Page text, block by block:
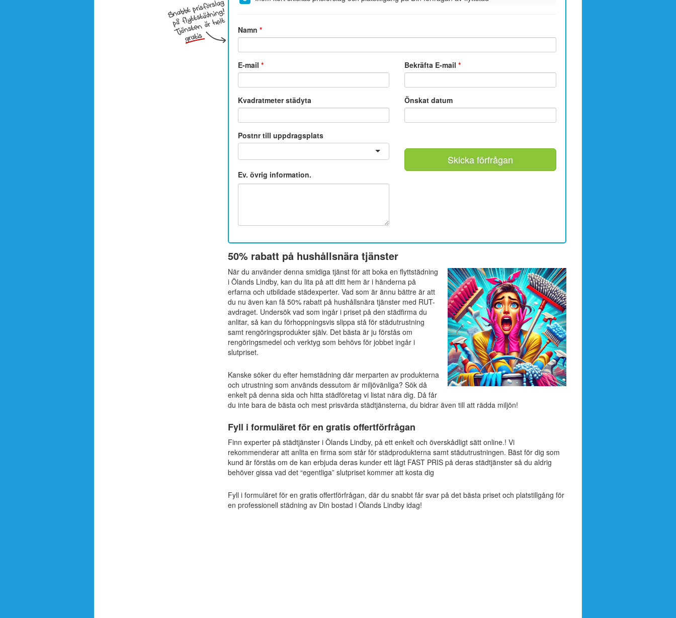
Namn *
E-mail * Bekräfta E-mail*
Kvadratmeter städyta Önskat datum
Postnr till uppdragsplats
Ev. övrig information.
Skicka förfrågan
50% rabatt på hushållsnära tjänster
När du använder denna smidiga tjänst för att boka en flyttstädning
i Ölands Lindby, kan du lita på att ditt hem är i händerna på
erfarna och utbildade städexperter. Vad som är ännu bättre är att
du nu även kan få 50% rabatt på hushållsnära tjänster med RUT-
avdraget. Undersök vad som ingår i priset på den städfirma du
anlitar, så kan du förhoppningsvis slippa stå för städutrustning
samt rengöringsprodukter själv. Det bästa är ju förstås om
rengöringsmedel och verktyg som behövs för jobbet ingår i
slutpriset.
Kanske söker du efter hemstädning där merparten av produkterna
och utrustning som används dessutom är miljövänliga? Sök då
enkelt på denna sida och hitta städföretag vi listat nära dig. Då får
du inte bara de bästa och mest prisvärda städtjänsterna, du bidrar även till att rädda miljön!
Fyll i formuläret för en gratis offertförfrågan
Finn experter på städtjänster i Ölands Lindby, på ett enkelt och överskådligt sätt online.! Vi
rekommenderar att anlita en firma som står för städprodukterna samt städutrustningen. Bäst för dig som
kund är förstås om de kan erbjuda deras kunder ett lågt FAST PRIS på deras städtjänster så du aldrig
behöver gissa vad det “egentliga” slutpriset kommer att kosta dig
Fyll i formuläret för en gratis offertförfrågan, där du snabbt får svar på det bästa priset och platstillgång för
en professionell städning av Din bostad i Ölands Lindby idag!